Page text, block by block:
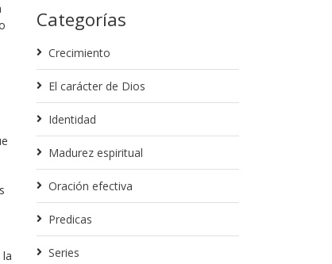
Categorías
Crecimiento
El carácter de Dios
Identidad
Madurez espiritual
Oración efectiva
Predicas
Series